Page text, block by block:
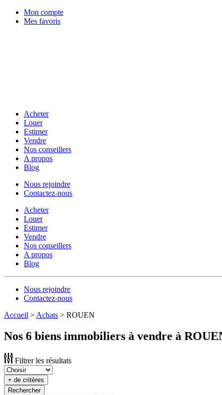
Mon compte
Mes favoris
Acheter
Louer
Estimer
Vendre
Nos conseillers
A propos
Blog
Nous rejoindre
Contactez-nous
Acheter
Louer
Estimer
Vendre
Nos conseillers
A propos
Blog
Nous rejoindre
Contactez-nous
Accueil > Achats > ROUEN
Nos 6 biens immobiliers à vendre à
Filtrer les résultats
+ de critères
Rechercher